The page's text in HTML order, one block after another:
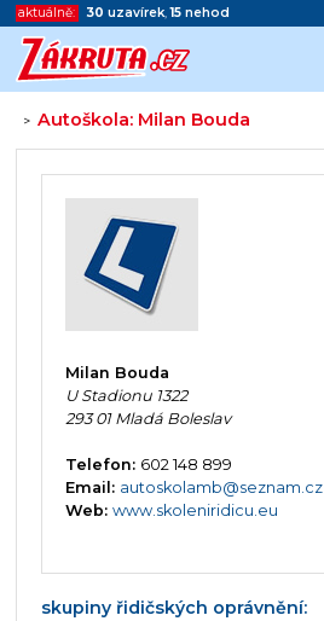
aktuálně: 30 uzavírek,15 nehod
>Autoškola: Milan Bouda
Začátek reklamy
Konec reklamy
Milan Bouda
U Stadionu 1322
293 01 Mladá Boleslav
Telefon: 602 148 899
Email: autoskolamb@seznam.cz
Web: www.skoleniridicu.eu
skupiny řidičských oprávnění: